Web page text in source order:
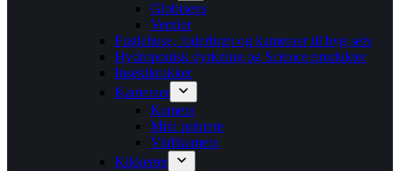
Globisens
Vernier
Fuglehuse, foderbræt og kameraer til byg selv
Hydroponisk dyrkning og Science produkter
Insektkrukker
Kameraer
Kamera
Mini printere
Vildtkamera
Kikkerter